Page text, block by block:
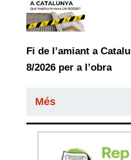
Fi de l’amiant a
8/2026 per a l’obra
Més